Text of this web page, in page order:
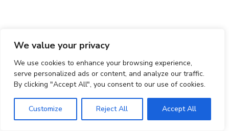
We value your privacy
We use cookies to enhance your browsing experience,
serve personalized ads or content, and analyze our traffic.
By clicking "Accept All", you consent to our use of cookies.
Customize Reject All Accept All